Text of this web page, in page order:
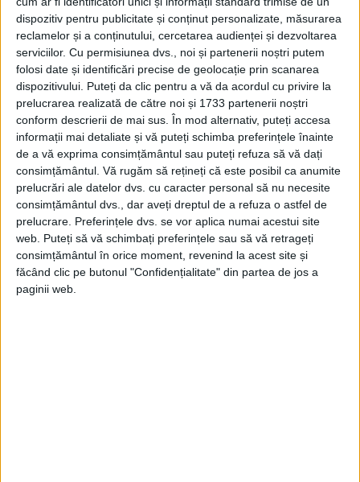
dispozitiv pentru publicitate și conținut personalizate, măsurarea
reclamelor și a conținutului, cercetarea audienței și dezvoltarea
serviciilor. Cu permisiunea dvs., noi și partenerii noștri putem
folosi date și identificări precise de geolocație prin scanarea
dispozitivului. Puteți da clic pentru a vă da acordul cu privire la
prelucrarea realizată de către noi și 1733 partenerii noștri
conform descrierii de mai sus. În mod alternativ, puteți accesa
informații mai detaliate și vă puteți schimba preferințele înainte
de a vă exprima consimțământul sau puteți refuza să vă dați
consimțământul. Vă rugăm să rețineți că este posibil ca anumite
prelucrări ale datelor dvs. cu caracter personal să nu necesite
consimțământul dvs., dar aveți dreptul de a refuza o astfel de
prelucrare. Preferințele dvs. se vor aplica numai acestui site
web. Puteți să vă schimbați preferințele sau să vă retrageți
consimțământul în orice moment, revenind la acest site și
făcând clic pe butonul "Confidențialitate" din partea de jos a
paginii web.
ETICHETE: BATALIA , FORNOVO UNITATEA
PUBLICAT IN CATEGORIILE: SEPTEMBRIE 2020
DISTRIBUIE ȘTIREA: FACEBOOK|TWITTER
DACĂ VA PLAC MATERIALELE PUBLICATE, VA INVITĂM SĂ NE URMĂRIȚI
ȘI PE PAGINA NOASTRĂ DE FACEBOOK
RECOMANDARI PENTRU TINE
Istoria sloturilor: de la primele aparate
la sloturile online
Istoria dezvoltării cazinourilor în
România: de la saloane sociale, la era